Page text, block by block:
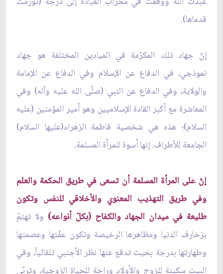
قدماها).
إنّ جهاد تلك المكرّمة في الميادين المختلفة هو جهاد
نموذجي، في الدفاع عن الإسلام وفي الدفاع عن الإمامة
والولاية، وفي الدفاع عن النبي (صلّى الله عليه وآله) وفي
المعاشرة مع أكبر القادة الإسلاميين وهو أمير المؤمنين (عليه
السلام)؛ هذه هي شخصية فاطمة الزهراء(عليها السلام)
الجامعة للأطراف. إنها أسوة للمرأة المسلمة.
إنّ على المرأة المسلمة أن تسعى في طريق الحكمة والعلم
وفي طريق التهذيب المعنوي والأخلاقي للنفس وتكون
طليعة في ميدان الجهاد والكفاح (بكلّ أنواعه) ولا تهتمّ
بزخارف الدنيا ومظاهرها الرخيصة وتكون عفّتها وعصمتها
وطهارتها بدرجة بحيث تدفع عنها نظر الأجنبي تلقائياً، وفي
البيت سكينة للزوج والأولاد وراحة للحياة الزوجية، وتربّي